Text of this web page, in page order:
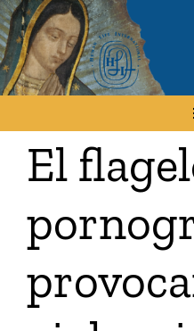
Skip
to
content
Inicio
Conócenos
Temas
El